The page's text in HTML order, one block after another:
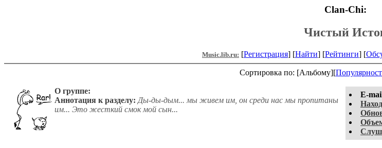
Clan-Chi:
Чистый
Music.lib.ru: [Регистрация] [Найти] [Рейтинги] [
Сортировка по: [Альбому][
E-
О группе:
Аннотация к разделу: Ды-ды-дым... мы живем им, он среди нас мы пропитаны
им... Это жесткий смок мой сын...